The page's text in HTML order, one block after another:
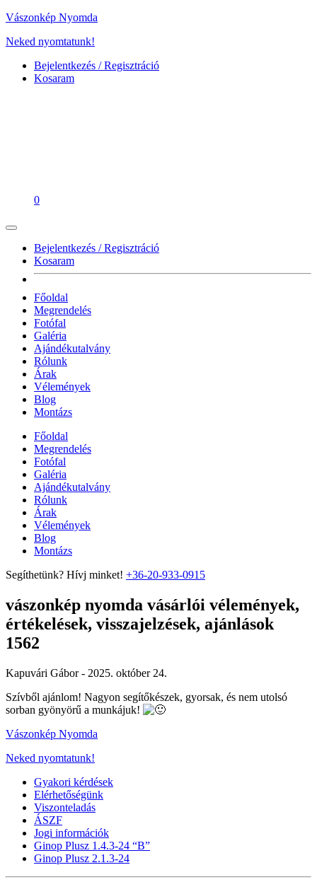
Vászonkép Nyomda
Neked nyomtatunk!
Bejelentkezés / Regisztráció
Kosaram
0
Bejelentkezés / Regisztráció
Kosaram
Főoldal
Megrendelés
Fotófal
Galéria
Ajándékutalvány
Rólunk
Árak
Vélemények
Blog
Montázs
Főoldal
Megrendelés
Fotófal
Galéria
Ajándékutalvány
Rólunk
Árak
Vélemények
Blog
Montázs
Segíthetünk? Hívj minket! +36-20-933-0915
vászonkép nyomda vásárlói vélemények,
értékelések, visszajelzések, ajánlások
1562
Kapuvári Gábor - 2025. október 24.
Szívből ajánlom! Nagyon segítőkészek, gyorsak, és nem utolsó
sorban gyönyörű a munkájuk!
Vászonkép Nyomda
Neked nyomtatunk!
Gyakori kérdések
Elérhetőségünk
Viszonteladás
ÁSZF
Jogi információk
Ginop Plusz 1.4.3-24 “B”
Ginop Plusz 2.1.3-24